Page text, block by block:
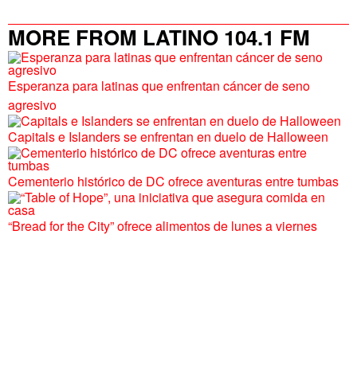
MORE FROM LATINO 104.1 FM
Esperanza para latinas que enfrentan cáncer de seno
agresivo
Capitals e Islanders se enfrentan en duelo de Halloween
Cementerio histórico de DC ofrece aventuras entre tumbas
“Bread for the City” ofrece alimentos de lunes a viernes